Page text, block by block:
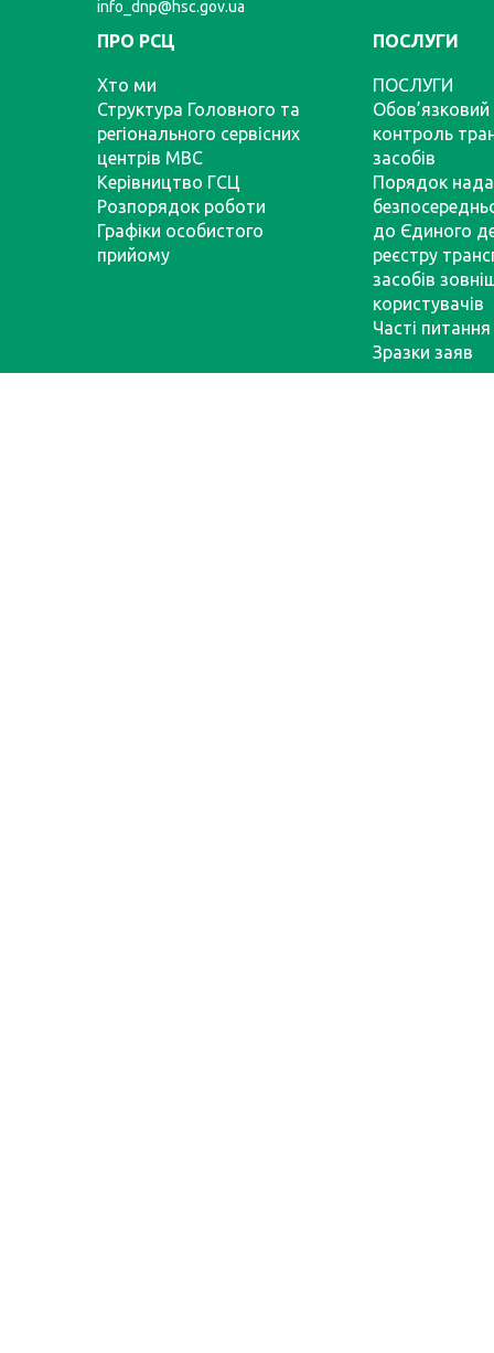
info_dnp@hsc.gov.ua
ПРО РСЦ
Хто ми
Структура Головного та
регіонального сервісних
центрів МВС
Керівництво ГСЦ
Розпорядок роботи
Графіки особистого
прийому
ПОСЛУГИ
ПОСЛУГИ
Обов’язковий
контроль
засобів
Порядок
до Єдиного
реєстру
засобів
користувачів
Часті питання
Зразки заяв